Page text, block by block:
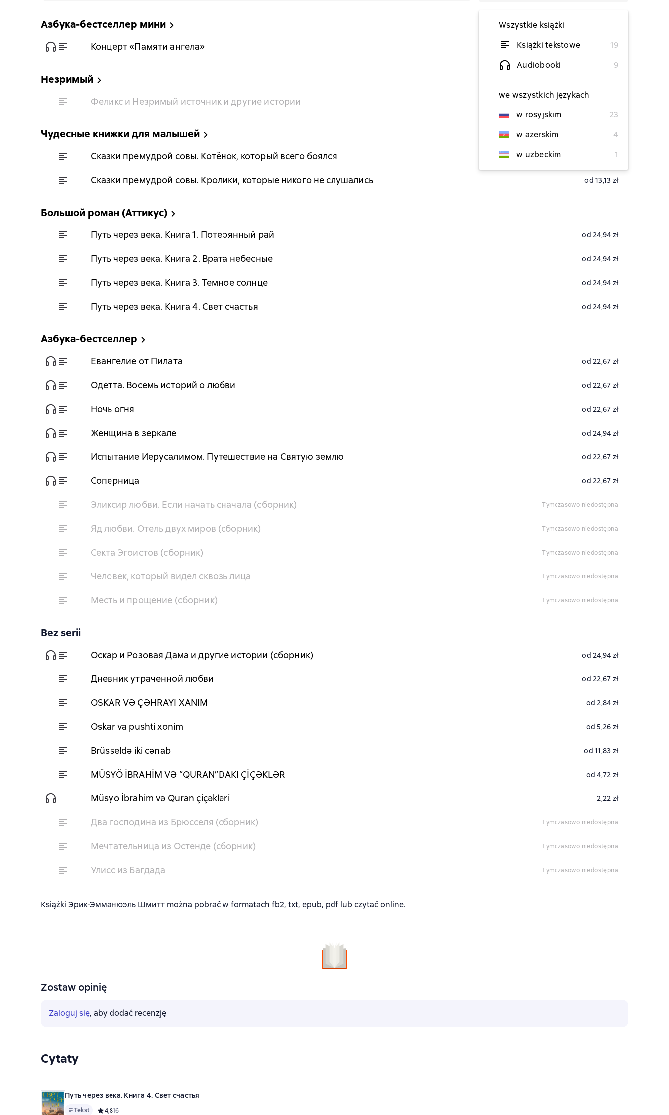
Wszystkie książki
Książki tekstowe
19
Audiobooki
9
we wszystkich językach
w rosyjskim
23
w azerskim
4
w uzbeckim
1
Азбука-бестселлер мини
Концерт «Памяти ангела» od 22,67 zł
Незримый
Феликс и Незримый источник и другие истории tymczasowo niedostępna
Чудесные книжки для малышей
Сказки премудрой совы. Котёнок, который всего боялся od 13,13 zł
Сказки премудрой совы. Кролики, которые никого не слушались od 13,13 zł
Большой роман (Аттикус)
Путь через века. Книга 1. Потерянный рай od 24,94 zł
Путь через века. Книга 2. Врата небесные od 24,94 zł
Путь через века. Книга 3. Темное солнце od 24,94 zł
Путь через века. Книга 4. Свет счастья od 24,94 zł
Азбука-бестселлер
Евангелие от Пилата od 22,67 zł
Одетта. Восемь историй о любви od 22,67 zł
Ночь огня od 22,67 zł
Женщина в зеркале od 24,94 zł
Испытание Иерусалимом. Путешествие на Святую землю od 22,67 zł
Соперница od 22,67 zł
Эликсир любви. Если начать сначала (сборник) tymczasowo niedostępna
Яд любви. Отель двух миров (сборник) tymczasowo niedostępna
Секта Эгоистов (сборник) tymczasowo niedostępna
Человек, который видел сквозь лица tymczasowo niedostępna
Месть и прощение (сборник) tymczasowo niedostępna
Bez serii
Оскар и Розовая Дама и другие истории (сборник) od 24,94 zł
Дневник утраченной любви od 22,67 zł
OSKAR VƏ ÇƏHRAYI XANIM od 2,84 zł
Oskar va pushti xonim od 5,26 zł
Brüsseldə iki cənab od 11,83 zł
MÜSYÖ İBRAHİM VƏ “QURAN”DAKI ÇİÇƏKLƏR od 4,72 zł
Müsyo İbrahim və Quran çiçəkləri 2,22 zł
Два господина из Брюсселя (сборник) tymczasowo niedostępna
Мечтательница из Остенде (сборник) tymczasowo niedostępna
Улисс из Багдада tymczasowo niedostępna
Książki Эрик-Эмманюэль Шмитт można pobrać w formatach fb2, txt, epub, pdf lub czytać online.
Zostaw opinię
Zaloguj się, aby dodać recenzję
Cytaty
Путь через века. Книга 4. Свет счастья
Tekst Средний рейтинг 4,8 на основе 16 оценок
4,816